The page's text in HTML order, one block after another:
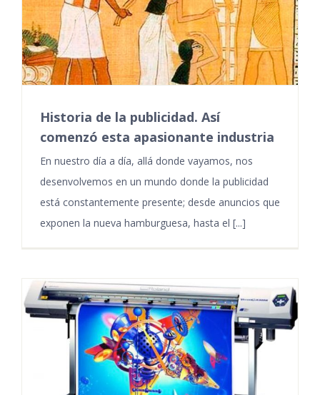
Historia de la publicidad. Así
comenzó esta apasionante industria
En nuestro día a día, allá donde vayamos, nos
desenvolvemos en un mundo donde la publicidad
está constantemente presente; desde anuncios que
exponen la nueva hamburguesa, hasta el [...]